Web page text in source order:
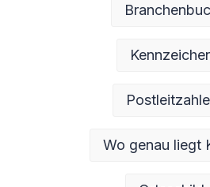
Wo genau liegt